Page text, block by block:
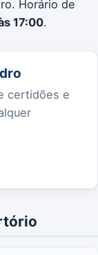
Horário de
17:00.
certidões e